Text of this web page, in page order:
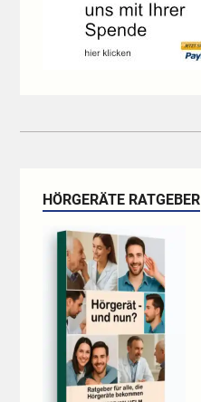
HÖRGERÄTE RATGEBER